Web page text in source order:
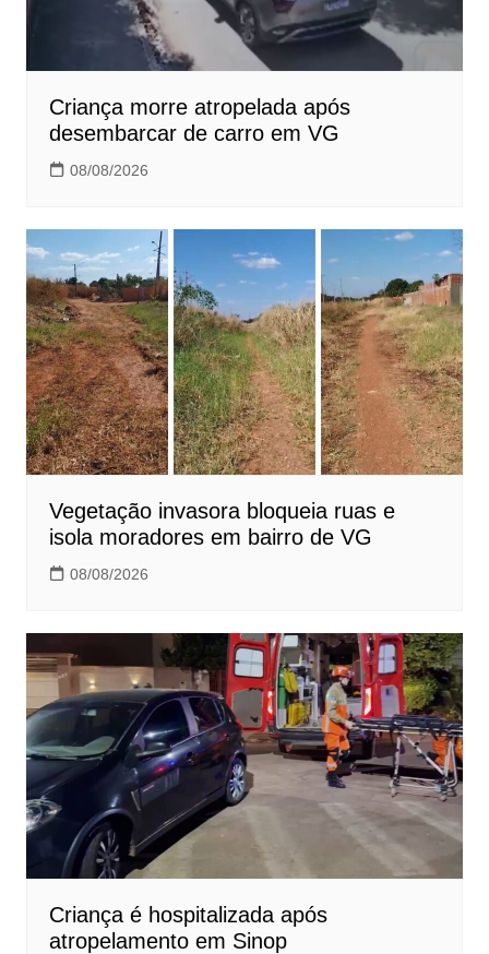
Criança morre atropelada após
desembarcar de carro em VG
08/08/2026
Vegetação invasora bloqueia ruas e
isola moradores em bairro de VG
08/08/2026
Criança é hospitalizada após
atropelamento em Sinop